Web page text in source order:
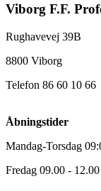
Viborg F.F.
Rughavevej 39B
8800 Viborg
Telefon 86 60 10 66
Åbningstider
Mandag-Torsdag
Fredag 09.00 - 12.00